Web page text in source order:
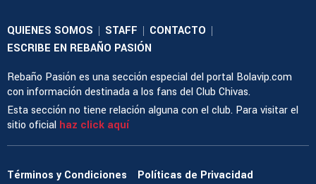
QUIENES SOMOS | STAFF | CONTACTO |
ESCRIBE EN REBAÑO PASIÓN
Rebaño Pasión es una sección especial del portal Bolavip.com
con información destinada a los fans del Club Chivas.
Esta sección no tiene relación alguna con el club. Para visitar el
sitio oficial haz click aquí
Términos y Condiciones
Políticas de Privacidad